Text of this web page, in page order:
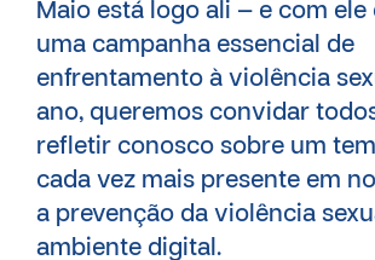
Maio está logo ali — e com ele
uma campanha essencial de
enfrentamento à violência
ano, queremos convidar
refletir conosco sobre um
cada vez mais presente em
a prevenção da violência
ambiente digital.